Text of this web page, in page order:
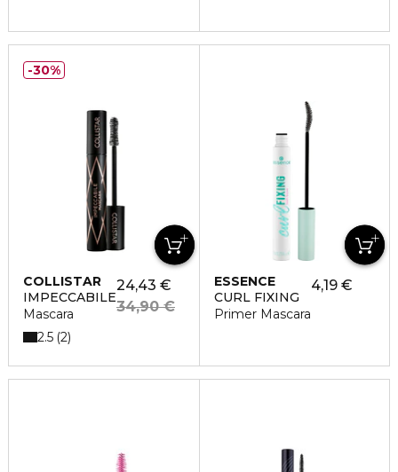
COLLISTAR
IMPECCABILE
Mascara
24,43 €
34,90 €
2.5 2
30%
ESSENCE
CURL FIXING
Primer Mascara
4,19 €